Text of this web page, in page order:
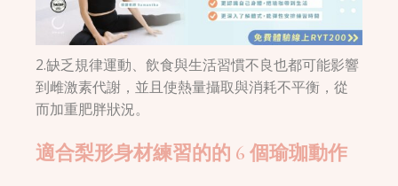
2.缺乏規律運動、飲食與生活習慣不良也都可能影響
到雌激素代謝，並且使熱量攝取與消耗不平衡，從
而加重肥胖狀況。
適合梨形身材練習的的 6 個瑜珈動作